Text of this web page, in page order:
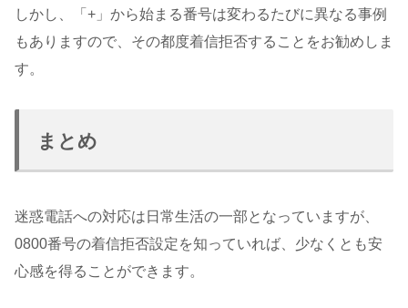
しかし、「+」から始まる番号は変わるたびに異なる事例
もありますので、その都度着信拒否することをお勧めしま
す。
まとめ
迷惑電話への対応は日常生活の一部となっていますが、
0800番号の着信拒否設定を知っていれば、少なくとも安
心感を得ることができます。